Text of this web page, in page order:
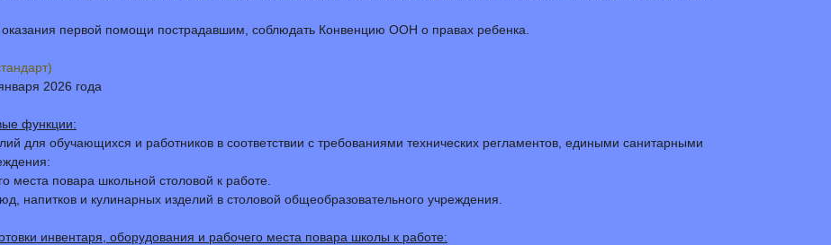
первой помощи пострадавшим, соблюдать Конвенцию ООН о правах ребенка.
2026 года
функции:
для обучающихся и работников в соответствии с требованиями технических регламентов, едиными санитарными
места повара школьной столовой к работе.
напитков и кулинарных изделий в столовой общеобразовательного учреждения.
инвентаря, оборудования и рабочего места повара школы к работе: